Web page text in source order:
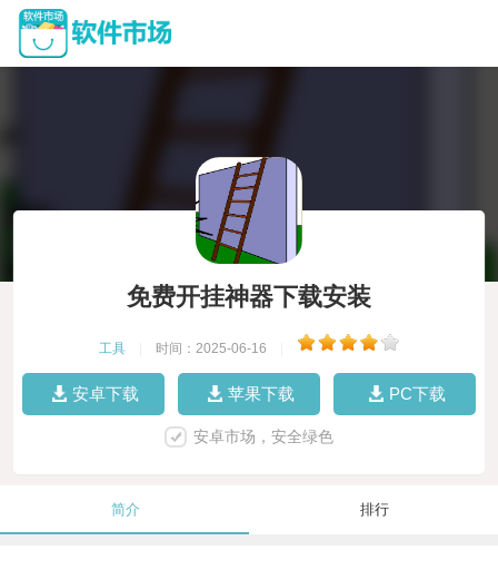
免费开挂神器下载安装
工具 时间：2025-06-16
安卓下载 苹果下载 PC下载
安卓市场，安全绿色
简介 排行